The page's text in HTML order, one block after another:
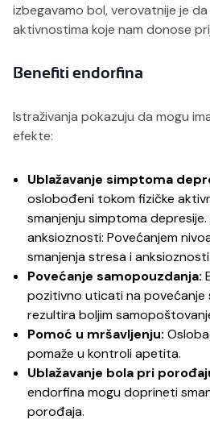
izbegavamo bol, verovatnije je
aktivnostima koje nam donose
Benefiti endorfina
Istraživanja pokazuju da mogu
efekte:
Ublažavanje simptoma
oslobođeni tokom fizičke
smanjenju simptoma
anksioznosti: Povećanjem
smanjenja stresa i anksioznosti.
Povećanje samopouzdanja:
pozitivno uticati na povećanje
rezultira boljim
Pomoć u mršavljenju:
pomaže u kontroli apetita.
Ublažavanje bola pri
endorfina mogu doprineti
porođaja.